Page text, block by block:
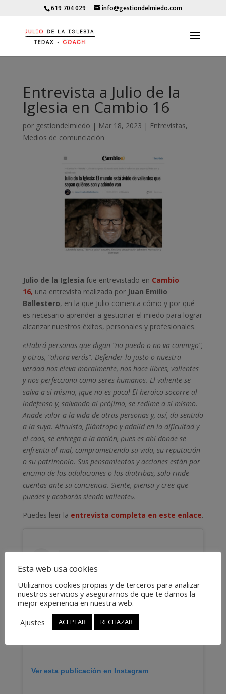
619 704 029 info@gestiondelmiedo.com
Entrevista a Julio de la
Iglesia en Cambio 16
por gestiondelmiedo | Mar 18, 2023 | Entrevistas,
Medios de comunciación
Julio de la Iglesia fue entrevistado en Cambio
16, una entrevista realizada por Juan Emilio
Ballestero, en la que Julio comenta cómo y por qué
es necesario aprender a gestionar el miedo para lograr
alcanzar nuestros éxitos, personales y profesionales.
«Habrá personas que digan “no puedo o no va conmigo”,
y otros, “ahora verás”. Defender lo justo o nuestra
verdad nos eleva moralmente, nos hace libres, valientes
y nos perfecciona como seres humanos. El valiente se
salva a sí mismo, ¡que no es poco! El heroico socorre al
indefenso y, salvando al prójimo, se redime a sí mismo.
Añade valor a la vida de otras personas y, así, da sentido
a la suya. Altruista, filántropo y adalid en la dificultad y
el caos, se entrega a la acción, pues es ahí donde se
enfrenta al mal, comprometiendo su vida, su reputación
o su patrimonio. Sus pensamientos y acciones están por
encima de las adulaciones o las diatribas, solo rinde
cuentas ante su conciencia. Siente, piensa y cree que
puedes y acabarás siendo valiente».
Puedes leer la entrevista completa en este enlace.
Ver esta publicación en Instagram
Esta web usa cookies
Utilizamos cookies propias y de terceros para analizar
nuestros servicios y asegurarnos de que te damos la
mejor experiencia en nuestra web.
Ajustes
ACEPTAR RECHAZAR